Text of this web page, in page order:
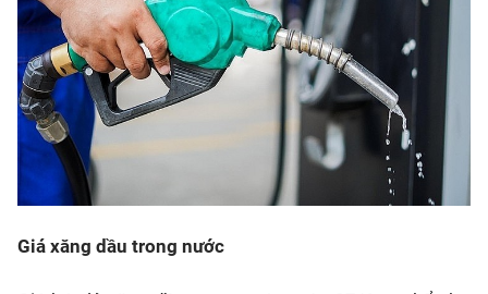
Giá xăng dầu trong nước